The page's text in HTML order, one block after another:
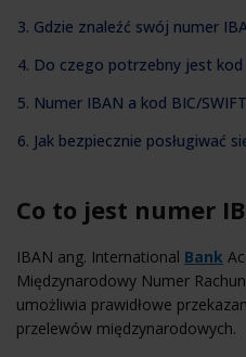
3. Gdzie znaleźć swój numer
4. Do czego potrzebny jest kod
5. Numer IBAN a kod BIC/
6. Jak bezpiecznie posługiwać
Co to jest numer
IBAN ang. International Bank
Międzynarodowy Numer
umożliwia prawidłowe
przelewów międzynarodowych.